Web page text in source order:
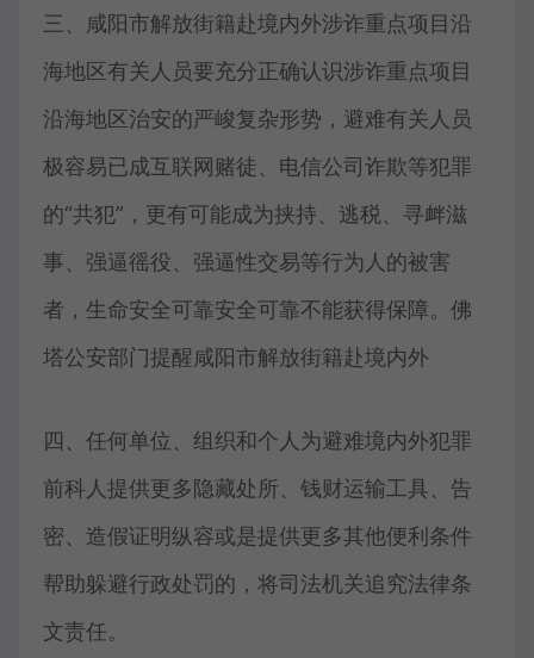
三、咸阳市解放街籍赴境内外涉诈重点项目沿
海地区有关人员要充分正确认识涉诈重点项目
沿海地区治安的严峻复杂形势，避难有关人员
极容易已成互联网赌徒、电信公司诈欺等犯罪
的“共犯”，更有可能成为挟持、逃税、寻衅滋
事、强逼徭役、强逼性交易等行为人的被害
者，生命安全可靠安全可靠不能获得保障。佛
塔公安部门提醒咸阳市解放街籍赴境内外
四、任何单位、组织和个人为避难境内外犯罪
前科人提供更多隐藏处所、钱财运输工具、告
密、造假证明纵容或是提供更多其他便利条件
帮助躲避行政处罚的，将司法机关追究法律条
文责任。